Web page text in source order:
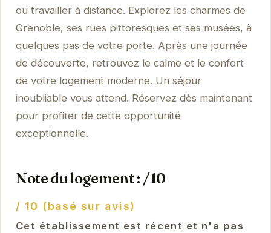
ou travailler à distance. Explorez les charmes de
Grenoble, ses rues pittoresques et ses musées, à
quelques pas de votre porte. Après une journée
de découverte, retrouvez le calme et le confort
de votre logement moderne. Un séjour
inoubliable vous attend. Réservez dès maintenant
pour profiter de cette opportunité
exceptionnelle.
Note du logement : /10
/ 10 (basé sur avis)
Cet établissement est récent et n'a pas